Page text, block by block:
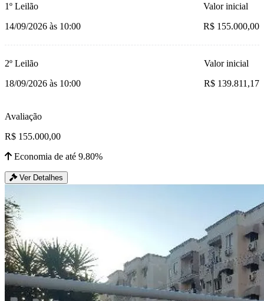
1º Leilão
14/09/2026 às 10:00
Valor inicial
R$ 155.000,00
2º Leilão
18/09/2026 às 10:00
Valor inicial
R$ 139.811,17
Avaliação
R$ 155.000,00
Economia de até 9.80%
Ver Detalhes